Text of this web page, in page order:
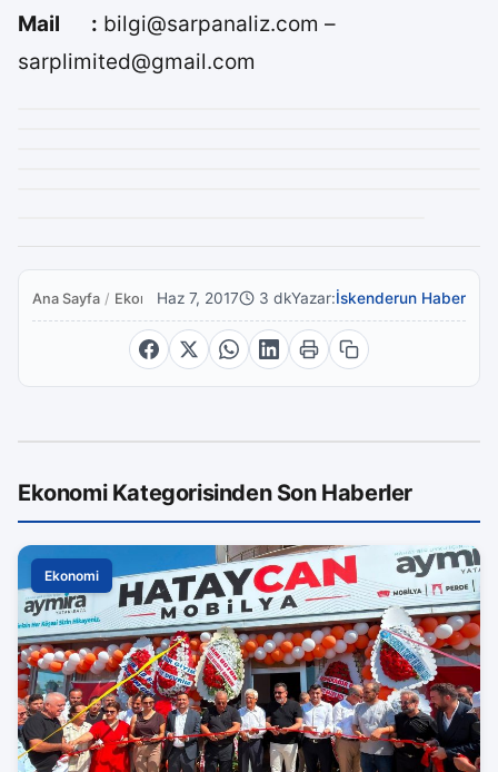
Mail : bilgi@sarpanaliz.com –
sarplimited@gmail.com
Ana Sayfa / EkonomiHaz 7, 2017 3 dkYazar:İskenderun Haber
Ekonomi Kategorisinden Son Haberler
Ekonomi